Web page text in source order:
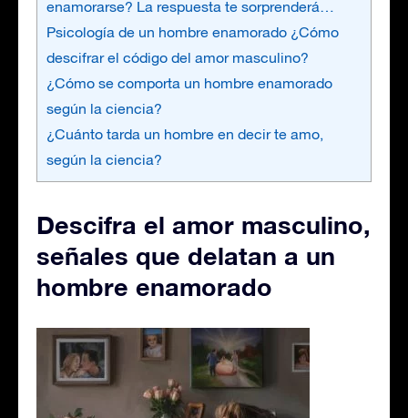
enamorarse? La respuesta te sorprenderá…
Psicología de un hombre enamorado ¿Cómo
descifrar el código del amor masculino?
¿Cómo se comporta un hombre enamorado
según la ciencia?
¿Cuánto tarda un hombre en decir te amo,
según la ciencia?
Descifra el amor masculino,
señales que delatan a un
hombre enamorado